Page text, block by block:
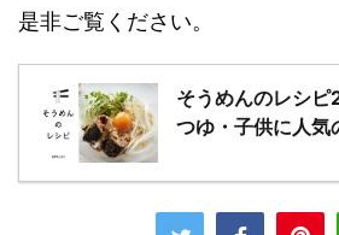
是非ご覧ください。
そうめんのレシ
つゆ・子供に人気